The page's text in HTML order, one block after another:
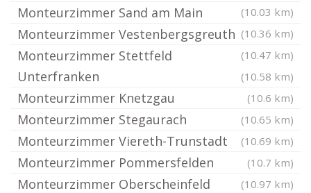
(10.03 km)
Monteurzimmer Sand am Main
(10.36 km)
Monteurzimmer Vestenbergsgreuth
(10.47 km)
Monteurzimmer Stettfeld
Unterfranken
(10.58 km)
Monteurzimmer Knetzgau (10.6 km)
Monteurzimmer Stegaurach (10.65 km)
Monteurzimmer Viereth-Trunstadt (10.69 km)
Monteurzimmer Pommersfelden (10.7 km)
Monteurzimmer Oberscheinfeld (10.97 km)